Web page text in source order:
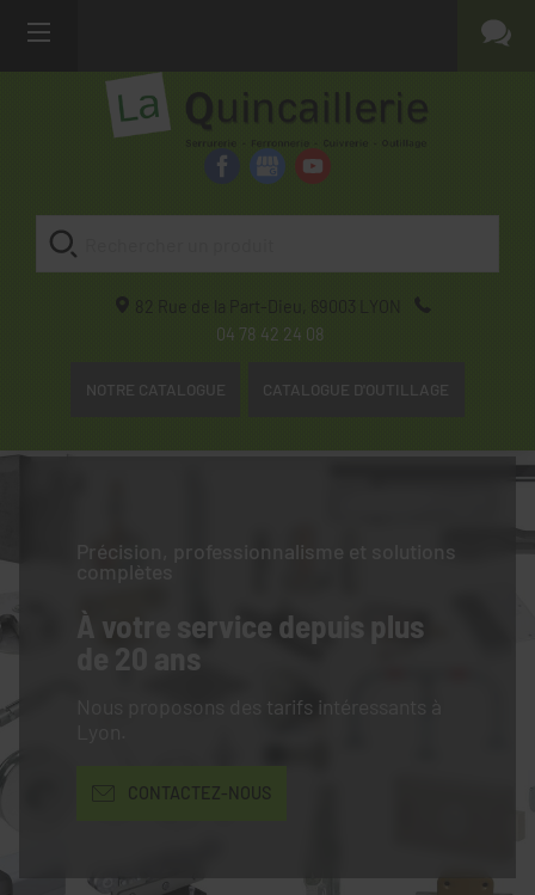
82 Rue de la Part-Dieu, 69003
LYON
04 78 42 24 08
NOTRE CATALOGUE CATALOGUE D'OUTILLAGE
Précision, professionnalisme et solutions
complètes
À votre service depuis plus
de 20 ans
Nous proposons des tarifs intéressants à
CONTACTEZ-NOUS